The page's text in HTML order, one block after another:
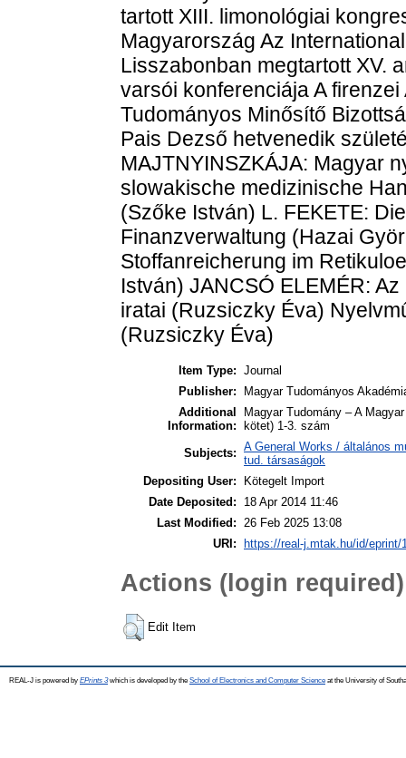
tartott XIII. limonológiai
Magyarország Az
Lisszabonban megtartott XV.
varsói konferenciája A
Tudományos Minősítő
Pais Dezső hetvenedik
MAJTNYINSZKÁJA: Magyar
slowakische medizinische
(Szőke István) L. FEKETE:
Finanzverwaltung (Hazai
Stoffanreicherung im
István) JANCSÓ ELEMÉR:
iratai (Ruzsiczky Éva)
(Ruzsiczky Éva)
Item Type: Journal
Publisher:
Magyar Tudományos
Additional
Information:
Magyar Tudomány – A
kötet) 1-3. szám
Subjects: A General Works / általános
tud. társaságok
Depositing User:
Kötegelt Import
Date Deposited:
18 Apr 2014 11:46
Last Modified:
26 Feb 2025 13:08
URI: https://real-j.mtak.hu/id/eprint/
Actions (login required)
Edit Item
REAL-J is powered by EPrints 3which is developed by the School of Electronics and Computer Science at the University of